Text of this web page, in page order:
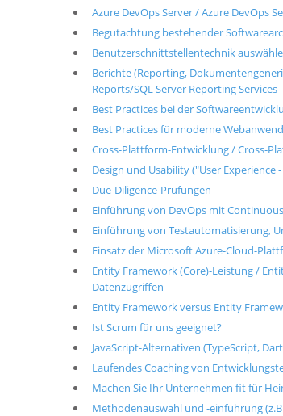
Azure DevOps Server / Azure DevOps
Begutachtung bestehender
Benutzerschnittstellentechnik
Berichte (Reporting,
Reports/SQL Server Reporting Services
Best Practices bei der
Best Practices für moderne
Cross-Plattform-Entwicklung / Cross-
Design und Usability ("User Experience
Due-Diligence-Prüfungen
Einführung von DevOps mit
Einführung von Testautomatisierung,
Einsatz der Microsoft Azure-Cloud-
Entity Framework (Core)-Leistung /
Datenzugriffen
Entity Framework versus Entity
Ist Scrum für uns geeignet?
JavaScript-Alternativen (TypeScript,
Laufendes Coaching von
Machen Sie Ihr Unternehmen fit für
Methodenauswahl und -einführung